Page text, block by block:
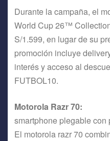
Durante la campaña, el
World Cup 26™
S/1.599, en lugar de su
promoción incluye
interés y acceso al
FUTBOL10.
Motorola Razr 70:
smartphone plegable
El motorola razr 70